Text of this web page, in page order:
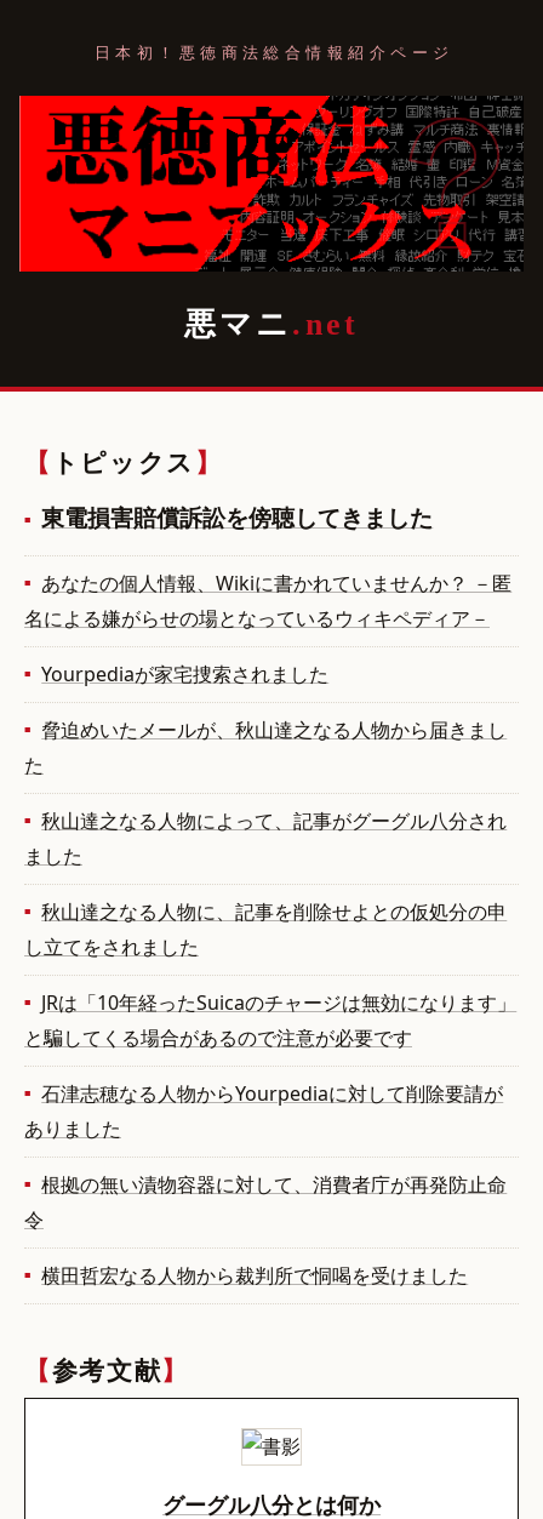
？
日本初！悪徳商法総合情報紹介ページ
悪マニ .net
トピックス
東電損害賠償訴訟を傍聴してきました
あなたの個人情報、Wikiに書かれていませんか？ －匿
名による嫌がらせの場となっているウィキペディア－
Yourpediaが家宅捜索されました
脅迫めいたメールが、秋山達之なる人物から届きまし
た
秋山達之なる人物によって、記事がグーグル八分され
ました
秋山達之なる人物に、記事を削除せよとの仮処分の申
し立てをされました
JRは「10年経ったSuicaのチャージは無効になります」
と騙してくる場合があるので注意が必要です
石津志穂なる人物からYourpediaに対して削除要請が
ありました
根拠の無い漬物容器に対して、消費者庁が再発防止命
令
横田哲宏なる人物から裁判所で恫喝を受けました
参考文献
グーグル八分とは何か